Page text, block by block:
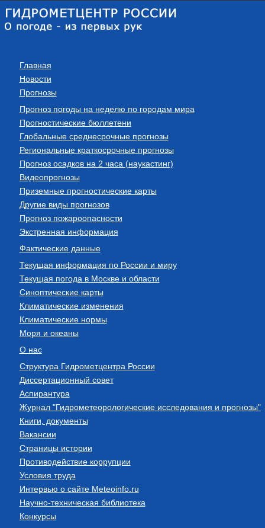
Главная
Новости
Прогнозы
Прогноз погоды на неделю по городам мира
Прогностические бюллетени
Глобальные среднесрочные прогнозы
Региональные краткосрочные прогнозы
Прогноз осадков на 2 часа (наукастинг)
Видеопрогнозы
Приземные прогностические карты
Другие виды прогнозов
Прогноз пожароопасности
Экстренная информация
Фактические данные
Текущая информация по России и миру
Текущая погода в Москве и области
Синоптические карты
Климатические изменения
Климатические нормы
Моря и океаны
О нас
Структура Гидрометцентра России
Диссертационный совет
Аспирантура
Журнал "Гидрометеорологические исследования и прогнозы"
Книги, документы
Вакансии
Страницы истории
Противодействие коррупции
Условия труда
Интервью о сайте Meteoinfo.ru
Научно-техническая библиотека
Конкурсы